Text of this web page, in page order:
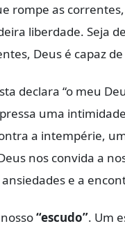
rompe as
liberdade. Seja
Deus é capaz
declara “o meu
uma
a intempérie,
nos convida a
e a
“escudo”. Um